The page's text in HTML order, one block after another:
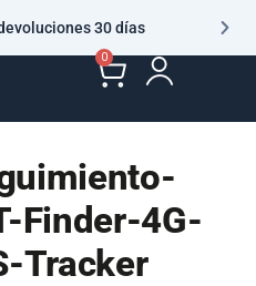
30 días
0
Finder-4G-
Tracker